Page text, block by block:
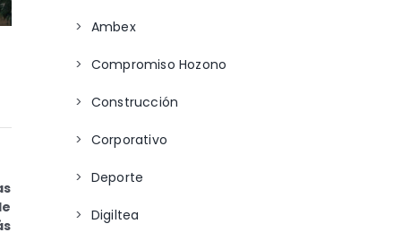
Ambex
Compromiso Hozono
Construcción
Corporativo
Deporte
Digiltea